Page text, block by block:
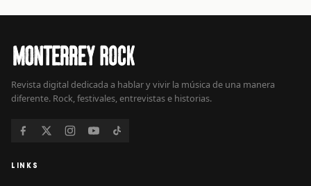
Revista digital dedicada a hablar y vivir la música de una manera
diferente. Rock, festivales, entrevistas e historias.
LINKS